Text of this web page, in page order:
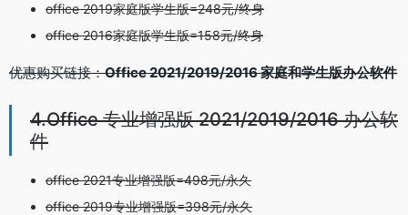
office 2019家庭版学生版=248元/终身
office 2016家庭版学生版=158元/终身
优惠购买链接：Office 2021/2019/2016 家庭和学生版办公软件
4.Office 专业增强版 2021/2019/2016 办公软
件
office 2021专业增强版=498元/永久
office 2019专业增强版=398元/永久